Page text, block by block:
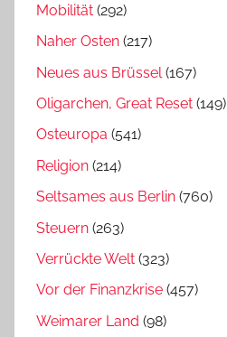
Mobilität (292)
Naher Osten (217)
Neues aus Brüssel (167)
Oligarchen, Great Reset (149)
Osteuropa (541)
Religion (214)
Seltsames aus Berlin (760)
Steuern (263)
Verrückte Welt (323)
Vor der Finanzkrise (457)
Weimarer Land (98)